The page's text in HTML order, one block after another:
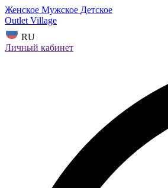
Женское Мужское Детское
Outlet Village
RU
Личный кабинет